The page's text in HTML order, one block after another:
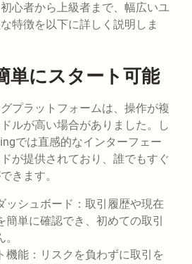
心者から上級者まで、幅広いユ
特徴を以下に詳しく説明しま
単にスタート可能
プラットフォームは、操作が複
ルが高い場合がありました。し
では直感的なインターフェー
が提供されており、誰でもすぐ
きます。
ッシュボード：取引履歴や現在
簡単に確認でき、初めての取引
機能：リスクを負わずに取引を